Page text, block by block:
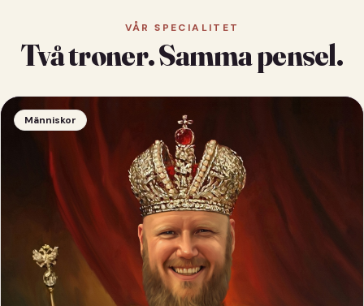
VÅR SPECIALITET
Två troner. Samma pensel.
Människor